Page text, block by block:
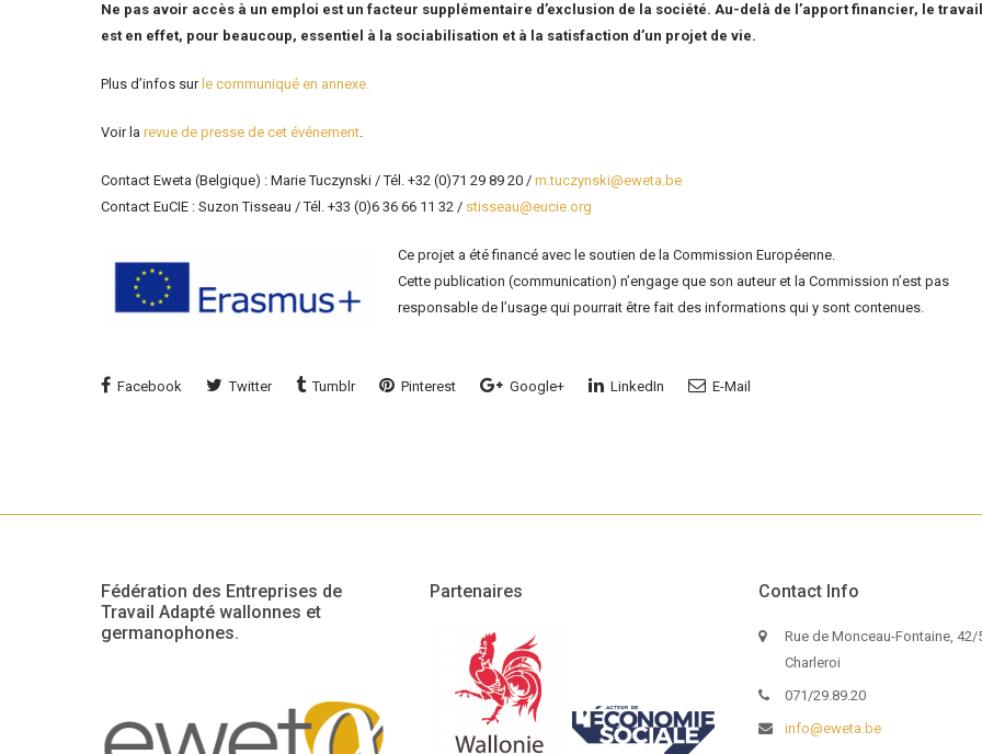
Ne pas avoir accès à un emploi est un facteur supplémentaire d’exclusion de la société. Au-delà de l’apport financier, le travail
est en effet, pour beaucoup, essentiel à la sociabilisation et à la satisfaction d’un projet de vie.
Plus d’infos sur le communiqué en annexe.
Voir la revue de presse de cet événement.
Contact Eweta (Belgique) : Marie Tuczynski / Tél. +32 (0)71 29 89 20 / m.tuczynski@eweta.be
Contact EuCIE : Suzon Tisseau / Tél. +33 (0)6 36 66 11 32 / stisseau@eucie.org
Ce projet a été financé avec le soutien de la Commission Européenne.
Cette publication (communication) n’engage que son auteur et la Commission n’est pas
responsable de l’usage qui pourrait être fait des informations qui y sont contenues.
Facebook Twitter Tumblr Pinterest Google+ LinkedIn E-Mail
Fédération des Entreprises de
Travail Adapté wallonnes et
germanophones.
Partenaires Contact Info
Rue de Monceau-Fontaine, 42/
Charleroi
071/29.89.20
info@eweta.be